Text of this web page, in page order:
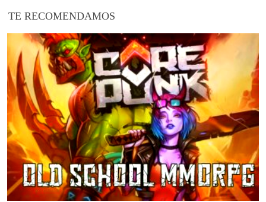
TE RECOMENDAMOS